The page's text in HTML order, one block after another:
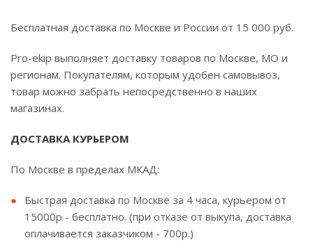
Бесплатная доставка по Москве и России от 15 000 руб.
Pro-ekip выполняет доставку товаров по Москве, МО и
регионам. Покупателям, которым удобен самовывоз,
товар можно забрать непосредственно в наших
магазинах.
ДОСТАВКА КУРЬЕРОМ
По Москве в пределах МКАД:
Быстрая доставка по Москве за 4 часа, курьером от
15000р - бесплатно. (при отказе от выкупа, доставка
оплачивается заказчиком - 700р.)